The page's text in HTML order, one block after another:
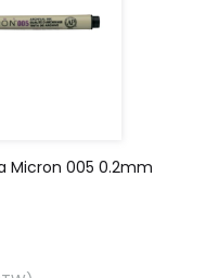
Micron 005 0.2mm